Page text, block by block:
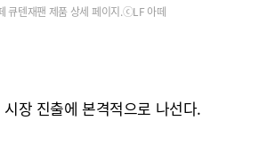
큐텐재팬 제품 상세 페이지.ⓒLF 아떼
장 진출에 본격적으로 나선다.